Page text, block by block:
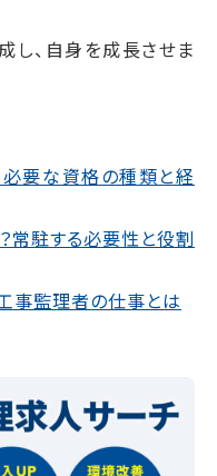
し、自身を成長させま
要な資格の種類と経
常駐する必要性と役割
事監理者の仕事とは